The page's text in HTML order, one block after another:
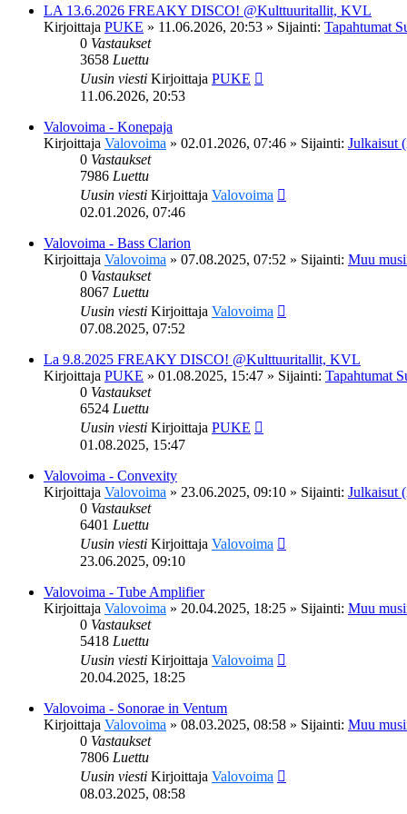
LA 13.6.2026 FREAKY DISCO! @Kulttuuritallit, KVL
Kirjoittaja PUKE » 11.06.2026, 20:53 » Sijainti: Tapahtumat
0 Vastaukset
3658 Luettu
Uusin viesti Kirjoittaja PUKE
11.06.2026, 20:53
Valovoima - Konepaja
Kirjoittaja Valovoima » 02.01.2026, 07:46 » Sijainti: Julkaisut
0 Vastaukset
7986 Luettu
Uusin viesti Kirjoittaja Valovoima
02.01.2026, 07:46
Valovoima - Bass Clarion
Kirjoittaja Valovoima » 07.08.2025, 07:52 » Sijainti: Muu
0 Vastaukset
8067 Luettu
Uusin viesti Kirjoittaja Valovoima
07.08.2025, 07:52
La 9.8.2025 FREAKY DISCO! @Kulttuuritallit, KVL
Kirjoittaja PUKE » 01.08.2025, 15:47 » Sijainti: Tapahtumat
0 Vastaukset
6524 Luettu
Uusin viesti Kirjoittaja PUKE
01.08.2025, 15:47
Valovoima - Convexity
Kirjoittaja Valovoima » 23.06.2025, 09:10 » Sijainti: Julkaisut
0 Vastaukset
6401 Luettu
Uusin viesti Kirjoittaja Valovoima
23.06.2025, 09:10
Valovoima - Tube Amplifier
Kirjoittaja Valovoima » 20.04.2025, 18:25 » Sijainti: Muu
0 Vastaukset
5418 Luettu
Uusin viesti Kirjoittaja Valovoima
20.04.2025, 18:25
Valovoima - Sonorae in Ventum
Kirjoittaja Valovoima » 08.03.2025, 08:58 » Sijainti: Muu
0 Vastaukset
7806 Luettu
Uusin viesti Kirjoittaja Valovoima
08.03.2025, 08:58